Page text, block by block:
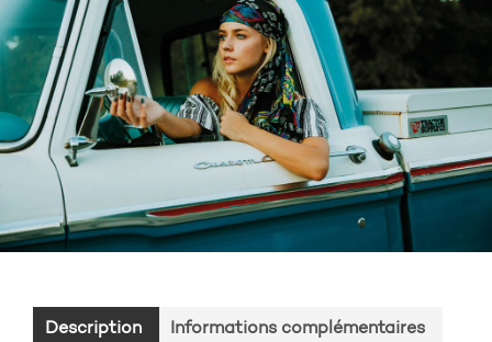
Description Informations complémentaires